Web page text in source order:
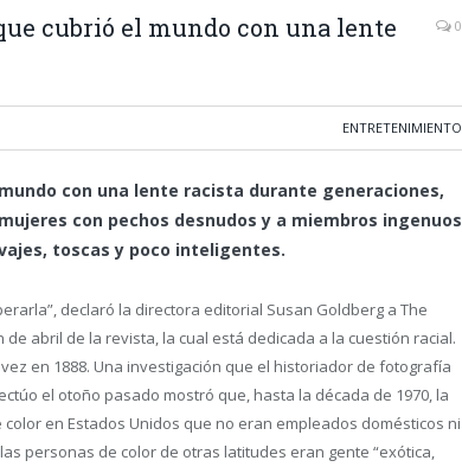
cubrió el mundo con una lente
0
ENTRETENIMIENTO
con una lente racista durante generaciones,
con pechos desnudos y a miembros ingenuos
toscas y poco inteligentes.
declaró la directora editorial Susan Goldberg a The
abril de la revista, la cual está dedicada a la cuestión racial.
en 1888. Una investigación que el historiador de fotografía
el otoño pasado mostró que, hasta la década de 1970, la
en Estados Unidos que no eran empleados domésticos ni
personas de color de otras latitudes eran gente “exótica,